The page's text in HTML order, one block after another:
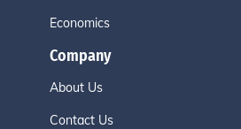
Economics
Company
About Us
Contact Us